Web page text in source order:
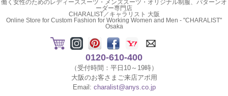
働く女性のためのレディーススーツ・メンズスーツ・オリジナル制服、パターンオ
ーダー専門店
CHARALIST／キャラリスト 大阪
Online Store for Custom Fashion for Working Women and Men - "CHARALIST"
Osaka
0120-610-400
（受付時間：平日10～19時）
大阪のお客さまご来店アポ用
Email: charalist@anys.co.jp